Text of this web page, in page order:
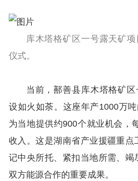
库木塔格矿区一号露天矿
仪式。
当前，鄯善县库木塔格矿
设如火如荼。这座年产1000万
为当地提供约900个就业机会，
收入。这是湖南省产业援疆重点
记中央所托、紧扣当地所需、竭
双方能源合作的重要成果。